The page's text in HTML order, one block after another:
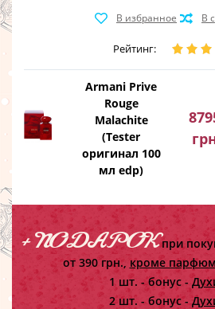
Рейтинг:
Armani Prive
Rouge
Malachite
(Tester
оригинал 100
мл edp)
+ ПОДАРОКпри
от 390 грн., кроме
1 шт. - бонус -
2 шт. - бонус -